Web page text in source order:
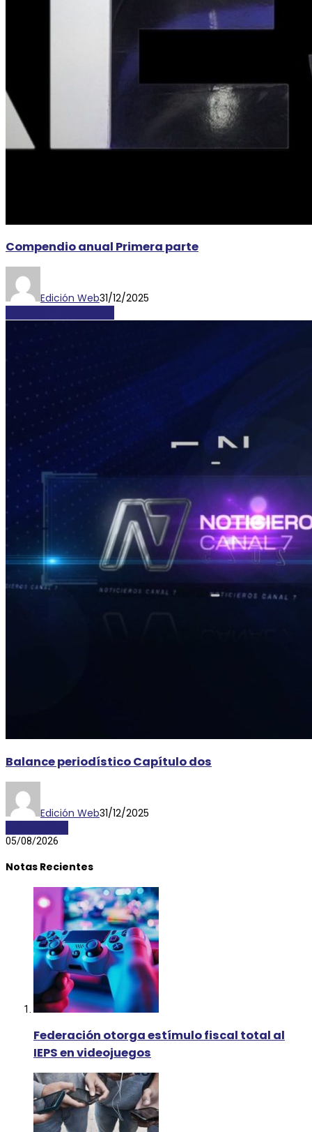
Compendio anual Primera parte
Edición Web31/12/2025
Balance periodístico Capítulo dos
Edición Web31/12/2025
05/08/2026
Notas Recientes
Federación otorga estímulo fiscal total al
IEPS en videojuegos